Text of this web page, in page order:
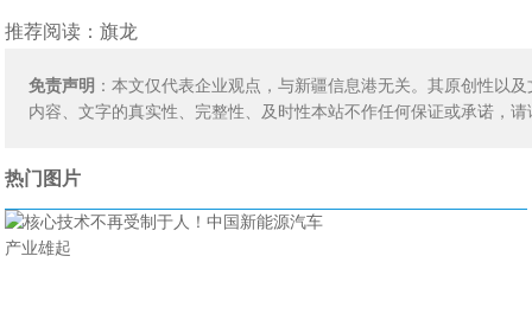
推荐阅读：旗龙
免责声明 ：本文仅代表企业观点，与新疆信息港无关。其原创性以
内容、文字的真实性、完整性、及时性本站不作任何保证或承诺，
热门图片